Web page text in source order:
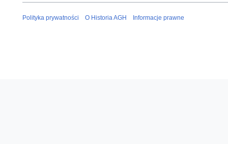
Polityka prywatności O Historia AGH Informacje prawne